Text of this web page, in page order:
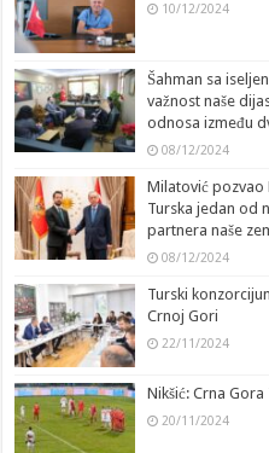
10/12/2024
Šahman sa
važnost naše
odnosa između
08/12/2024
Milatović pozvao
Turska jedan od
partnera naše
08/12/2024
Turski
Crnoj Gori
22/11/2024
Nikšić: Crna Gora
20/11/2024